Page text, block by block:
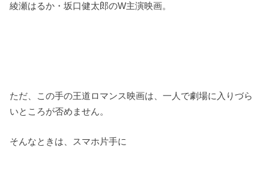
綾瀬はるか・坂口健太郎のW主演映画。
ただ、この手の王道ロマンス映画は、一人で劇場に入りづら
いところが否めません。
そんなときは、スマホ片手に